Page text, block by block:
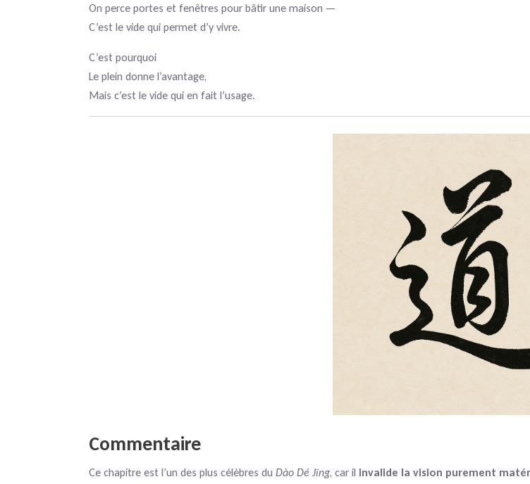
On perce portes et fenêtres pour bâtir une maison —
C’est le vide qui permet d’y vivre.
C’est pourquoi
Le plein donne l’avantage,
Mais c’est le vide qui en fait l’usage.
Commentaire
Ce chapitre est l’un des plus célèbres du Dào Dé Jīng, car il invalide la vision purement